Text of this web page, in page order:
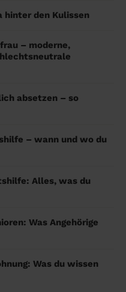
hinter den Kulissen
– moderne,
absetzen – so
– wann und wo du
Alles, was du
Was Angehörige
Was du wissen